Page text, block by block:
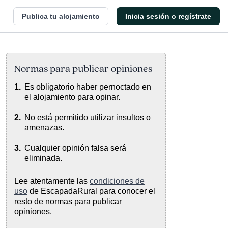
Publica tu alojamiento Inicia sesión o regístrate
Normas para publicar opiniones
Es obligatorio haber pernoctado en
el alojamiento para opinar.
No está permitido utilizar insultos o
amenazas.
Cualquier opinión falsa será
eliminada.
Lee atentamente las condiciones de
uso de EscapadaRural para conocer el
resto de normas para publicar
opiniones.